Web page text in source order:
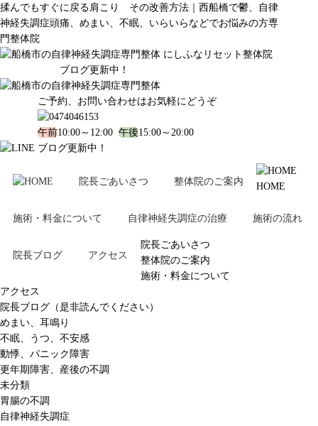
揉んでもすぐに戻る肩こり その改善方法｜西船橋で鬱、自律
神経失調症頭痛、めまい、不眠、いらいらなどでお悩みの方専
門整体院
ブログ更新中！
ご予約、お問い合わせはお気軽にどうぞ
午前10:00～12:00 午後15:00～20:00
ブログ更新中！
院長ごあいさつ 整体院のご案内
施術・料金について 自律神経失調症の治療 施術の流れ
院長ブログ アクセス
HOME
院長ごあいさつ
整体院のご案内
施術・料金について
アクセス
院長ブログ（是非読んでください）
めまい、耳鳴り
不眠、うつ、不安感
動悸、パニック障害
更年期障害、産後の不調
未分類
胃腸の不調
自律神経失調症